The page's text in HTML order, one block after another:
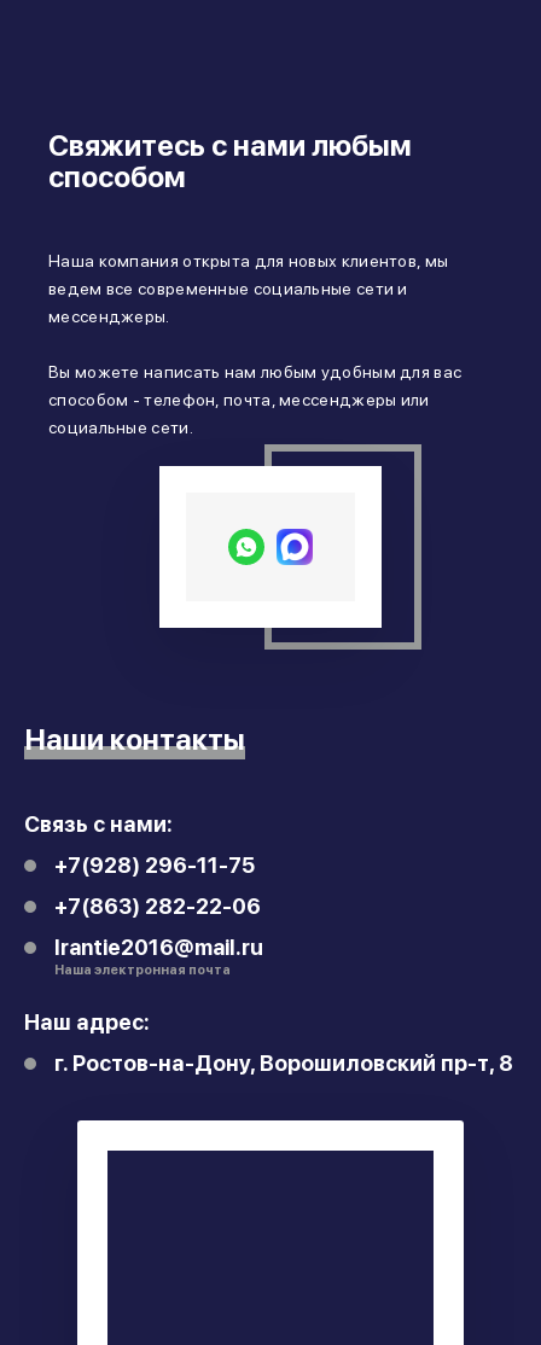
Свяжитесь с нами любым
способом
Наша компания открыта для новых клиентов, мы
ведем все современные социальные сети и
мессенджеры.
Вы можете написать нам любым удобным для вас
способом - телефон, почта, мессенджеры или
социальные сети.
Наши контакты
Связь с нами:
+7(928) 296-11-75
+7(863) 282-22-06
lrantie2016@mail.ru
Наша электронная почта
Наш адрес:
г. Ростов-на-Дону, Ворошиловский пр-т, 8